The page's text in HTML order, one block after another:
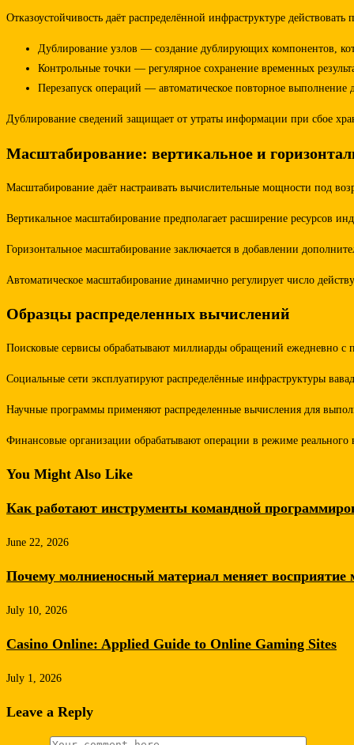
Отказоустойчивость даёт распределённой инфраструктуре
Дублирование узлов — создание дублирующих компонентов,
Контрольные точки — регулярное сохранение временных
Перезапуск операций — автоматическое повторное
Дублирование сведений защищает от утраты информации при сбое
Масштабирование: вертикальное и
Масштабирование даёт настраивать вычислительные мощности под
Вертикальное масштабирование предполагает расширение ресурсов
Горизонтальное масштабирование заключается в добавлении
Автоматическое масштабирование динамично регулирует число
Образцы распределенных вычислений
Поисковые сервисы обрабатывают миллиарды обращений ежедневно с
Социальные сети эксплуатируют распределённые инфраструктуры
Научные программы применяют распределенные вычисления для
Финансовые организации обрабатывают операции в режиме реального
You Might Also Like
Как работают инструменты командной
June 22, 2026
Почему молниеносный материал меняет восприятие
July 10, 2026
Casino Online: Applied Guide to Online Gaming Sites
July 1, 2026
Leave a Reply